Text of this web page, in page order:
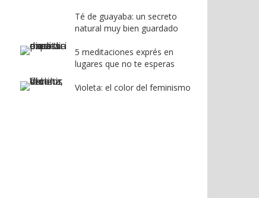
Té de guayaba: un secreto
natural muy bien guardado
5 meditaciones exprés en
lugares que no te esperas
Violeta: el color del feminismo